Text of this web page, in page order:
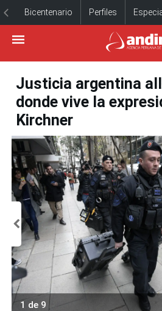
Bicentenario Perfiles
Justicia argentina
donde vive la
Kirchner
1 de 9